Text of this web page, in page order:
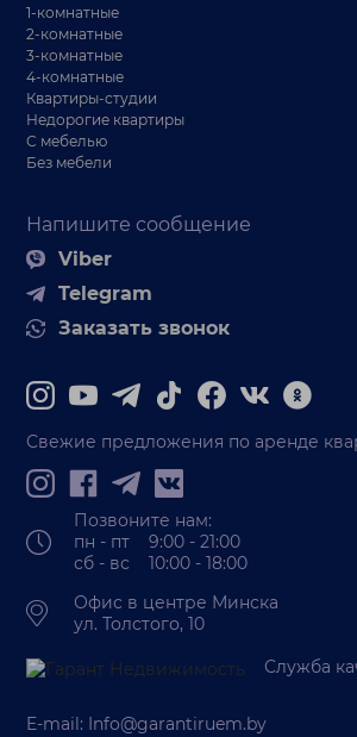
Напишите сообщение
Viber
Telegram
Заказать звонок
1-комнатные
2-комнатные
3-комнатные
4-комнатные
Квартиры-студии
Недорогие квартиры
С мебелью
Без мебели
Свежие предложения по аренде
Позвоните нам:
пн - пт 9:00 - 21:00
сб - вс 10:00 - 18:00
Офис в центре Минска
ул. Толстого, 10
Служба
E-mail: Info@garantiruem.by